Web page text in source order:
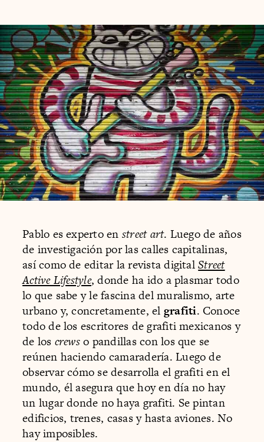
Pablo es experto en street art. Luego de años
de investigación por las calles capitalinas,
así como de editar la revista digitalStreet
Active Lifestyle, donde ha ido a plasmar todo
lo que sabe y le fascina del muralismo, arte
urbano y, concretamente, el grafiti. Conoce
todo de los escritores de grafiti mexicanos y
de los crewso pandillas con los que se
reúnen haciendo camaradería. Luego de
observar cómo se desarrolla el grafiti en el
mundo, él asegura que hoy en día no hay
un lugar donde no haya grafiti. Se pintan
edificios, trenes, casas y hasta aviones. No
hay imposibles.